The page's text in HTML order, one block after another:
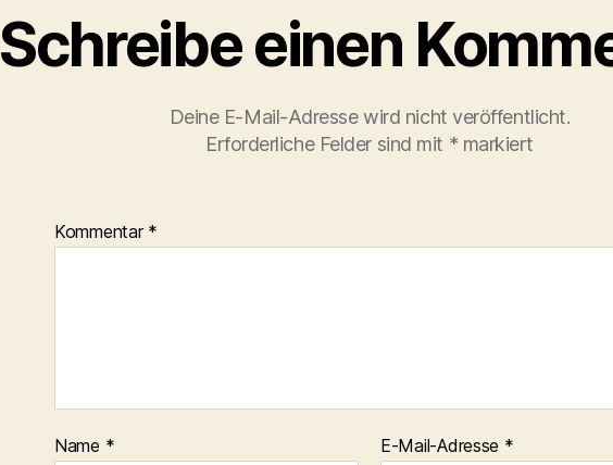
Schreibe einen
Deine E-Mail-Adresse wird nicht veröffentlicht.
Erforderliche Felder sind mit * markiert
Kommentar *
Name * E-Mail-Adresse *